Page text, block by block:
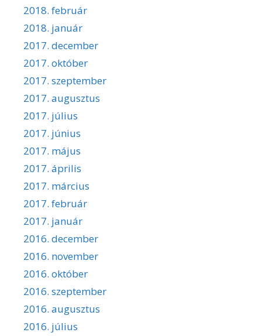
2018. február
2018. január
2017. december
2017. október
2017. szeptember
2017. augusztus
2017. július
2017. június
2017. május
2017. április
2017. március
2017. február
2017. január
2016. december
2016. november
2016. október
2016. szeptember
2016. augusztus
2016. július